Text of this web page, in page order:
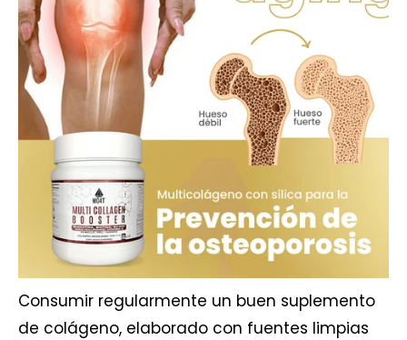
Consumir regularmente un buen suplemento
de colágeno, elaborado con fuentes limpias